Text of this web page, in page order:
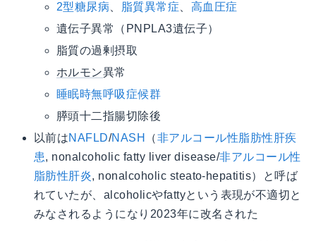
2型糖尿病、 脂質異常症、 高血圧症
遺伝子異常（PNPLA3遺伝子）
脂質の過剰摂取
ホルモン異常
睡眠時無呼吸症候群
膵頭十二指腸切除後
以前はNAFLD/NASH （非アルコール性脂肪性肝疾
患, nonalcoholic fatty liver disease/非アルコール性
脂肪性肝炎, nonalcoholic steato-hepatitis）と呼ば
れていたが、alcoholicやfattyという表現が不適切と
みなされるようになり2023年に改名された